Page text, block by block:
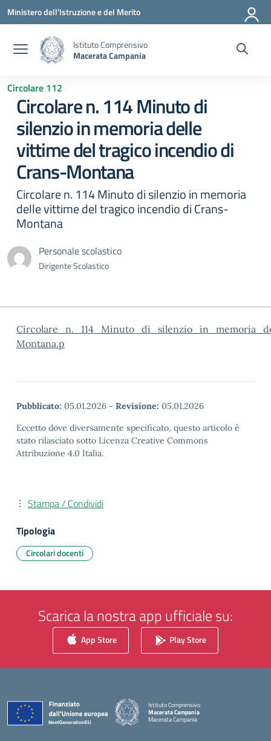
Vai ai contenuti
Vai al menu di navigazione
Vai al footer
Ministero dell'Istruzione e del Merito
Istituto Comprensivo
Macerata Campania
Circolare 112
Circolare n. 114 Minuto di
silenzio in memoria delle
vittime del tragico incendio di
Crans-Montana
Circolare n. 114 Minuto di silenzio in memoria
delle vittime del tragico incendio di Crans-
Montana
Personale scolastico
Dirigente Scolastico
Montana.p
Pubblicato: 05.01.2026 - Revisione: 05.01.2026
Eccetto dove diversamente specificato, questo articolo è
stato rilasciato sotto Licenza Creative Commons
Attribuzione 4.0 Italia.
Stampa / Condividi
Tipologia
Circolari docenti
Scarica la nostra app ufficiale su:
App Store Play Store
Istituto Comprensivo
Macerata Campania
Macerata Campania
— Visita la pagina iniziale della scuola